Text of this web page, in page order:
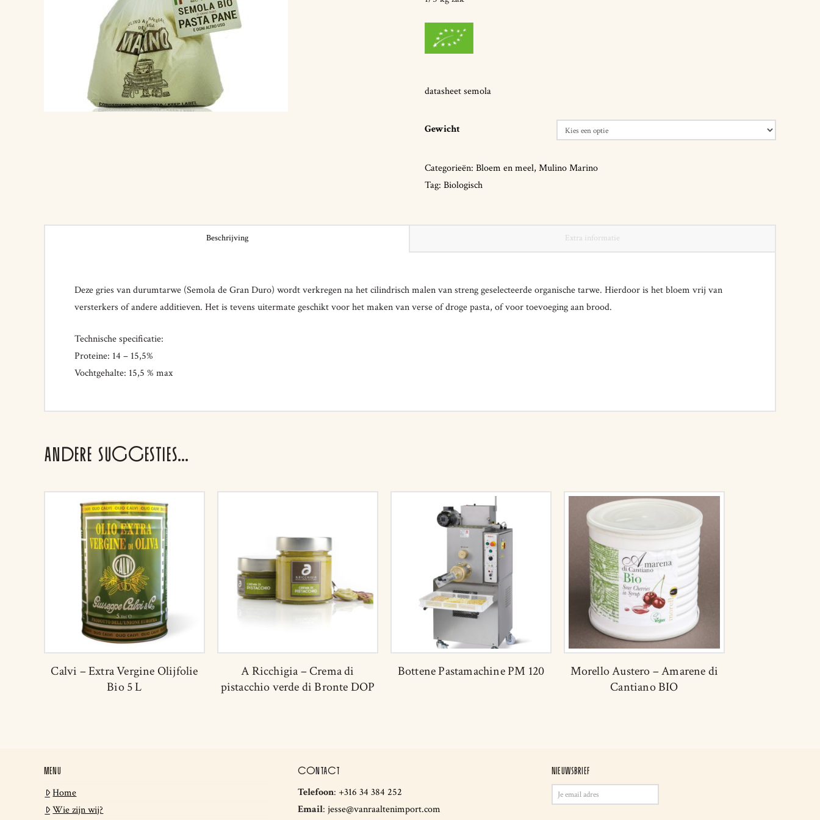
datasheet semola
Gewicht
Categorieën: Bloem en meel, Mulino Marino
Tag: Biologisch
Beschrijving Extra informatie
Deze gries van durumtarwe (Semola de Gran Duro) wordt verkregen na het cilindrisch malen van streng geselecteerde organische tarwe. Hierdoor is het bloem vrij van
versterkers of andere additieven. Het is tevens uitermate geschikt voor het maken van verse of droge pasta, of voor toevoeging aan brood.
Technische specificatie:
Proteine: 14 – 15,5%
Vochtgehalte: 15,5 % max
ANDERE SUGGESTIES…
Calvi – Extra Vergine Olijfolie
Bio 5 L
A Ricchigia – Crema di
pistacchio verde di Bronte DOP
Bottene Pastamachine PM 120
Morello Austero – Amarene di
Cantiano BIO
MENU
Home
Wie zijn wij?
CONTACT
Telefoon: +316 34 384 252
Email: jesse@vanraaltenimport.com
NIEUWSBRIEF